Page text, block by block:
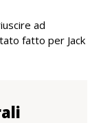
ad
fatto per Jack